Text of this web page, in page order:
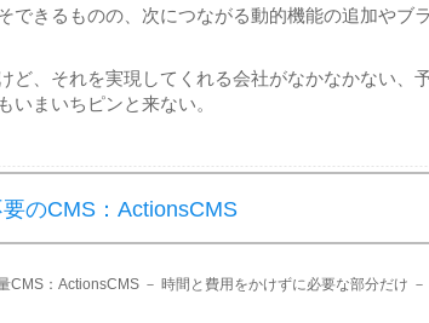
できるものの、次につながる動的機能の追加やブ
ど、それを実現してくれる会社がなかなかない、
いまいちピンと来ない。
のCMS：ActionsCMS
CMS：ActionsCMS － 時間と費用をかけずに必要な部分だけ